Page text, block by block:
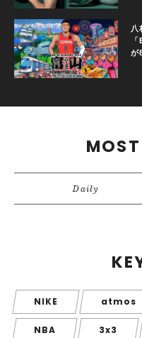
八
が
Daily
NIKE atmos
NBA 3x3